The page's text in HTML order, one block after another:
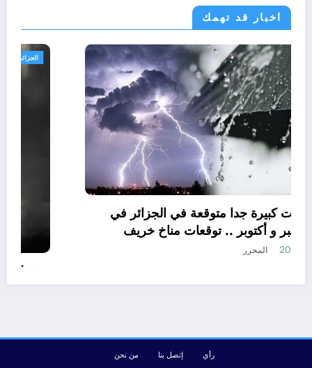
اخبار قد تهمك
الجزائر الحدث
امطار بكميات كبيرة جدا متوقعة في الجزائر في
شهري سبتمبر و أكتوبر .. توقعات مناخ خريف
2026 الجزائر
أغسطس 7, 2026
رأي إتصل بنا من نحن